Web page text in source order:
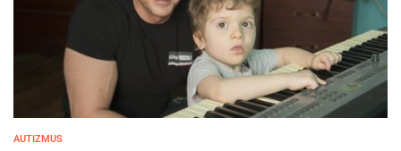
AUTIZMUS